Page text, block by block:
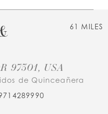
61 MILES
97301, USA
de Quinceañera